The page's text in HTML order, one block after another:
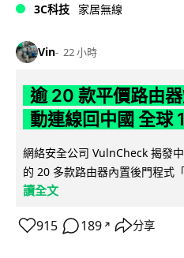
3C科技 家居無線
Vin 22 小時
逾 20 款平價路由
動連線回中國 全球
網絡安全公司 VulnCheck 揭發
的 20 多款路由器內置後門程式
讀全文
915 189 ↗ 分享